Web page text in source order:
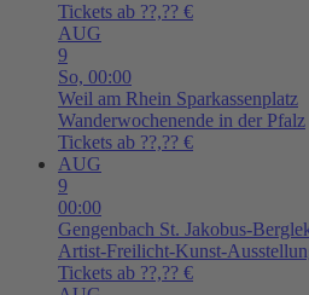
Tickets ab ??,?? €
AUG
9
So, 00:00
Weil am Rhein Sparkassenplatz
Wanderwochenende in der Pfalz
Tickets ab ??,?? €
AUG
9
00:00
Gengenbach St. Jakobus-
Artist-Freilicht-Kunst-
Tickets ab ??,?? €